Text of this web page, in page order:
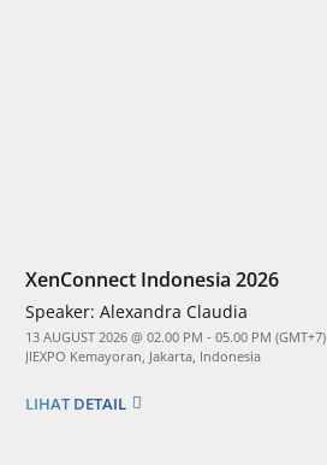
XenConnect Indonesia 2026
Speaker: Alexandra Claudia
13 AUGUST 2026 @ 02.00 PM - 05.00 PM (GMT+7)
JIEXPO Kemayoran, Jakarta, Indonesia
LIHAT DETAIL